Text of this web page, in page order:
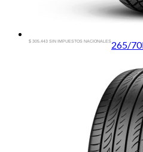
265/
$ 305.443 SIN IMPUESTOS NACIONALES